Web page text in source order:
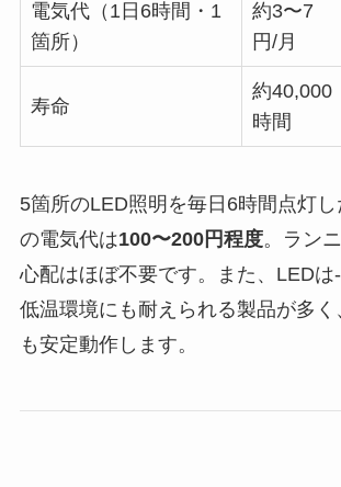
電気代（1日6時間・1
箇所）
約3〜7
円/月
寿命
約40,000
時間
5箇所のLED照明を毎日6時間点灯
の電気代は100〜200円程度。ラン
心配はほぼ不要です。また、LED
低温環境にも耐えられる製品が多
も安定動作します。